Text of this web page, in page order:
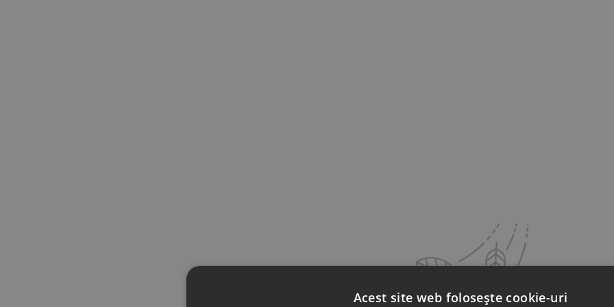
Acest site web folosește cookie-uri